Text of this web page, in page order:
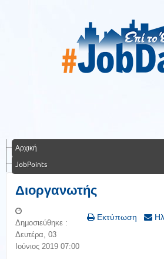
Αρχική
JobPoints
Διοργανωτής
Εκτύπωση
Δημοσιεύθηκε :
Δευτέρα, 03
Ιούνιος 2019 07:00